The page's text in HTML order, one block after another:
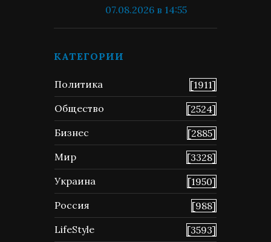
07.08.2026 в 14:55
КАТЕГОРИИ
Политика
[1911]
Общество
[2524]
Бизнес
[2885]
Мир
[3328]
Украина
[1950]
Россия
[988]
LifeStyle
[3593]